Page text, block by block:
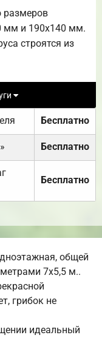
мм и 190х140 мм.
строятся из
Бесплатно
Бесплатно
Бесплатно
общей
7х5,5 м..
грибок не
идеальный